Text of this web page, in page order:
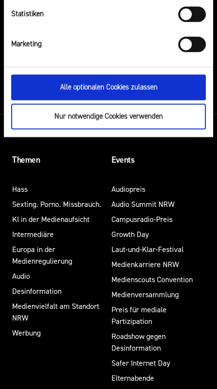
Statistiken
Marketing
Alle optionalen Cookies zulassen
Nur notwendige Cookies verwenden
DU VERMUTEST EINEN RECHTSVERSTOSS?
Themen
Hass
Sexting. Porno. Missbrauch.
KI in der Medienaufsicht
Intermediäre
Europa in der
Medienregulierung
Audio
Desinformation
Medienvielfalt am Standort
NRW
Werbung
Events
Audiopreis
Audio Summit NRW
Campusradio-Preis
Growth Day
Laut-und-Klar-Festival
Medienkarriere NRW
Medienscouts Convention
Medienversammlung
Preis für mediale
Partizipation
Roadshow gegen
Desinformation
Safer Internet Day
Elternabende